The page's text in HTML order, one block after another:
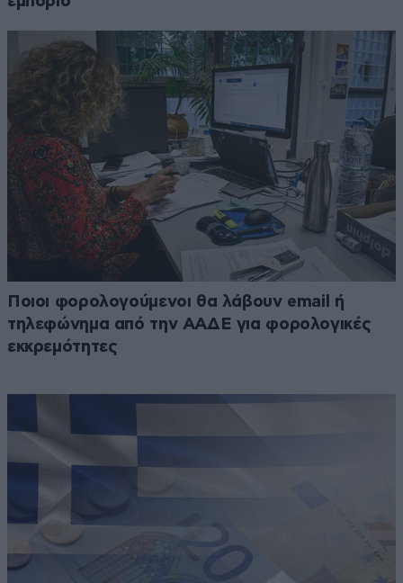
Ποιοι φορολογούμενοι θα λάβουν email ή
τηλεφώνημα από την ΑΑΔΕ για φορολογικές
εκκρεμότητες